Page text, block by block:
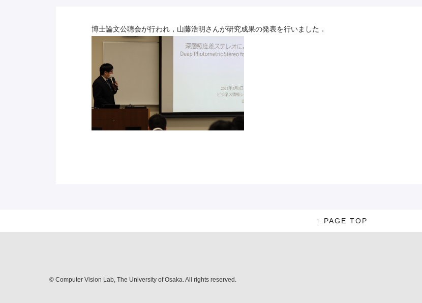
博士論文公聴会が行われ，山藤浩明さんが研究成果の発表を行いました．
↑ PAGE TOP
© Computer Vision Lab, The University of Osaka. All rights reserved.